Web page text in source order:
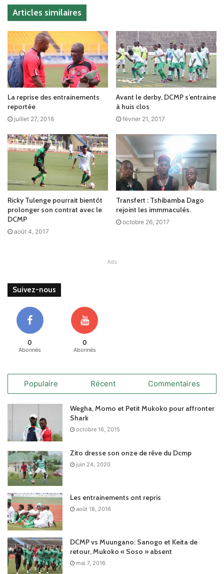
Articles similaires
La reprise des entrainements
reportée
juillet 27, 2016
Avant le derby, DCMP s’entraine
à huis clos
février 21, 2017
Ricky Tulenge pourrait bientôt
prolonger son contrat avec le
DCMP
août 4, 2017
Transfert : Tshibamba Dago
rejoint les immmaculés.
octobre 26, 2017
Ads
Suivez-nous
0
Abonnés
0
Abonnés
Populaire Récent Commentaires
Wegha, Momo et Petit Mukoko pour affronter
Shark
octobre 16, 2015
Zito dresse son onze de rêve du Dcmp
juin 24, 2020
Les entrainements ont repris
août 18, 2016
DCMP vs Muungano: Sanogo et Keita de
retour, Mukoko « Soso » absent
mai 7, 2016